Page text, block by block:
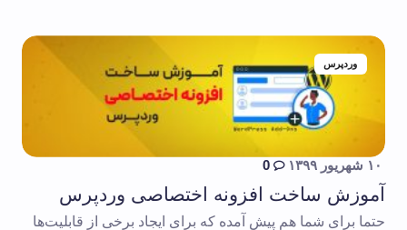
وردپرس
۱۰ شهریور ۱۳۹۹ 0
آموزش ساخت افزونه اختصاصی وردپرس
حتما برای شما هم پیش آمده که برای ایجاد برخی از قابلیت‌ها